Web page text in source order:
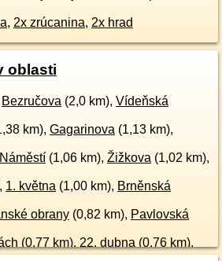
, 2x zrúcanina, 2x hrad
oblasti
Bezručova (2,0 km), Vídeňská
km), Gagarinova (1,13 km),
Náměstí (1,06 km), Žižkova (1,02 km),
1. května (1,00 km), Brněnská
obrany (0,82 km), Pavlovská
(0,77 km), 22. dubna (0,76 km),